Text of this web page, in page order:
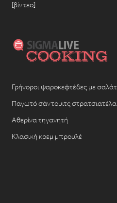
[βίντεο]
Γρήγοροι ψαροκεφτέδες με
Παγωτό σάντουιτς στρατσιατέλα
Αθερίνα τηγανητή
Κλασική κρεμ μπρουλέ